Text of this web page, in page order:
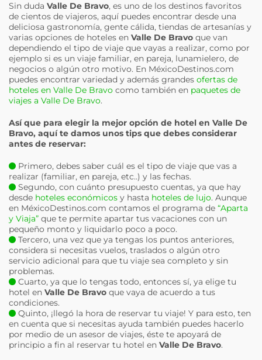
Sin duda Valle De Bravo, es uno de los destinos favoritos
de cientos de viajeros, aquí puedes encontrar desde una
deliciosa gastronomía, gente cálida, tiendas de artesanías y
varias opciones de hoteles en Valle De Bravo que van
dependiendo el tipo de viaje que vayas a realizar, como por
ejemplo si es un viaje familiar, en pareja, lunamielero, de
negocios o algún otro motivo. En MéxicoDestinos.com
puedes encontrar variedad y además grandes ofertas de
hoteles en Valle De Bravo como también en paquetes de
viajes a Valle De Bravo.
Así que para elegir la mejor opción de hotel en Valle De
Bravo, aquí te damos unos tips que debes considerar
antes de reservar:
Primero, debes saber cuál es el tipo de viaje que vas a
realizar (familiar, en pareja, etc..) y las fechas.
Segundo, con cuánto presupuesto cuentas, ya que hay
desde hoteles económicos y hasta hoteles de lujo. Aunque
en MéxicoDestinos.com contamos el programa de “Aparta
y Viaja” que te permite apartar tus vacaciones con un
pequeño monto y liquidarlo poco a poco.
Tercero, una vez que ya tengas los puntos anteriores,
considera si necesitas vuelos, traslados o algún otro
servicio adicional para que tu viaje sea completo y sin
problemas.
Cuarto, ya que lo tengas todo, entonces sí, ya elige tu
hotel en Valle De Bravo que vaya de acuerdo a tus
condiciones.
Quinto, ¡llegó la hora de reservar tu viaje! Y para esto, ten
en cuenta que si necesitas ayuda también puedes hacerlo
por medio de un asesor de viajes, éste te apoyará de
principio a fin al reservar tu hotel en Valle De Bravo.